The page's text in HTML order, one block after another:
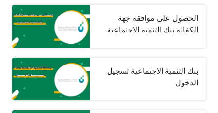
الحصول على موافقة جهة
الكفالة بنك التنمية الاجتماعية
بنك التنمية الاجتماعية تسجيل
الدخول